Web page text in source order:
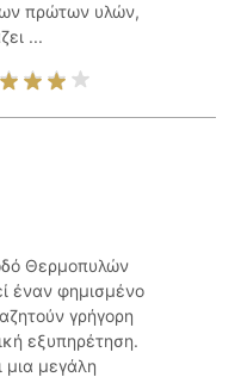
πρώτων υλών,
...
Θερμοπυλών
έναν φημισμένο
γρήγορη
εξυπηρέτηση.
μια μεγάλη